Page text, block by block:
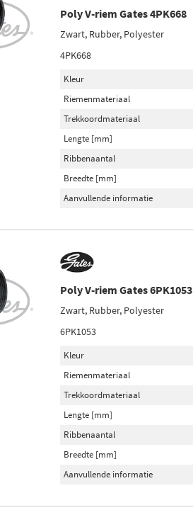
Poly V-riem Gates 4PK668
Zwart, Rubber, Polyester
4PK668
Kleur
Riemenmateriaal
Trekkoordmateriaal
Lengte [mm]
Ribbenaantal
Breedte [mm]
Aanvullende informatie
Poly V-riem Gates 6PK1053
Zwart, Rubber, Polyester
6PK1053
Kleur
Riemenmateriaal
Trekkoordmateriaal
Lengte [mm]
Ribbenaantal
Breedte [mm]
Aanvullende informatie